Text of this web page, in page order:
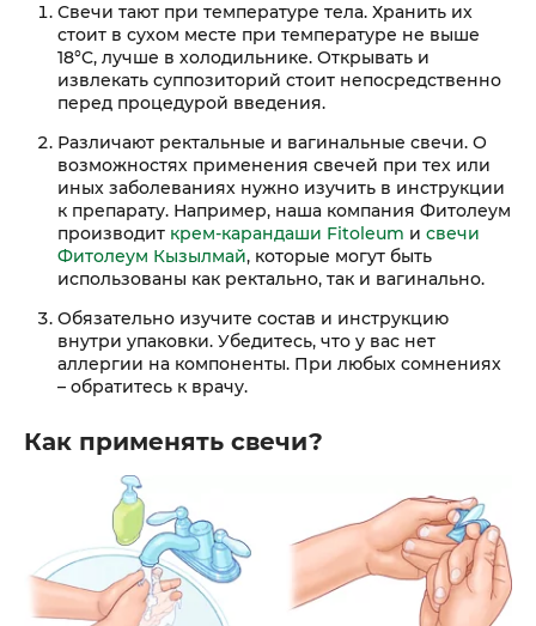
Свечи тают при температуре тела. Хранить их
стоит в сухом месте при температуре не выше
18°C, лучше в холодильнике. Открывать и
извлекать суппозиторий стоит непосредственно
перед процедурой введения.
Различают ректальные и вагинальные свечи. О
возможностях применения свечей при тех или
иных заболеваниях нужно изучить в инструкции
к препарату. Например, наша компания Фитолеум
производит крем-карандаши Fitoleum и свечи
Фитолеум Кызылмай, которые могут быть
использованы как ректально, так и вагинально.
Обязательно изучите состав и инструкцию
внутри упаковки. Убедитесь, что у вас нет
аллергии на компоненты. При любых сомнениях
– обратитесь к врачу.
Как применять свечи?